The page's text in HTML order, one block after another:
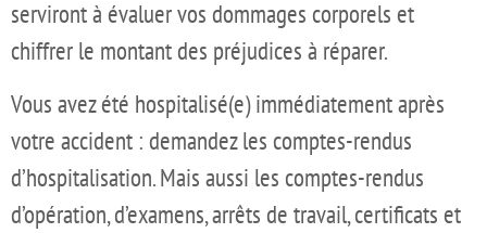
serviront à évaluer vos dommages corporels et
chiffrer le montant des préjudices à réparer.
Vous avez été hospitalisé(e) immédiatement après
votre accident : demandez les comptes-rendus
d’hospitalisation. Mais aussi les comptes-rendus
d’opération, d’examens, arrêts de travail, certificats et